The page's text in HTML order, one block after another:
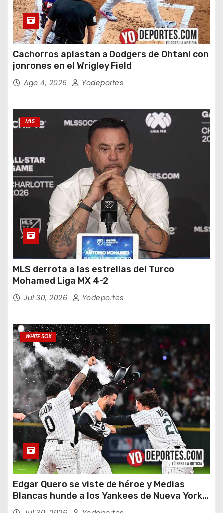
Cachorros aplastan a Dodgers de Ohtani con
jonrones en el Wrigley Field
Ago 4, 2026 Yodeportes
MLS
MLS derrota a las estrellas del Turco
Mohamed Liga MX 4-2
Jul 30, 2026 Yodeportes
WHITE SOX
Edgar Quero se viste de héroe y Medias
Blancas hunde a los Yankees de Nueva York
en doce entradas